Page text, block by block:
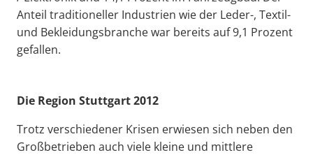
Anteil traditioneller Industrien wie der Leder-, Textil-
und Bekleidungsbranche war bereits auf 9,1 Prozent
gefallen.
Die Region Stuttgart 2012
Trotz verschiedener Krisen erwiesen sich neben den
Großbetrieben auch viele kleine und mittlere